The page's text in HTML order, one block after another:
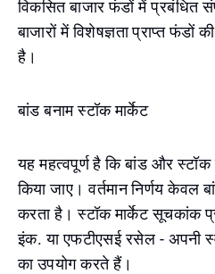
विकसित बाजार फंडों में प्रबंधित
बाजारों में विशेषज्ञता प्राप्त फंडों
है।
बांड बनाम स्टॉक मार्केट
यह महत्वपूर्ण है कि बांड और स्टॉक
किया जाए। वर्तमान निर्णय केवल
करता है। स्टॉक मार्केट सूचकांक
इंक. या एफटीएसई रसेल - अपनी
का उपयोग करते हैं।